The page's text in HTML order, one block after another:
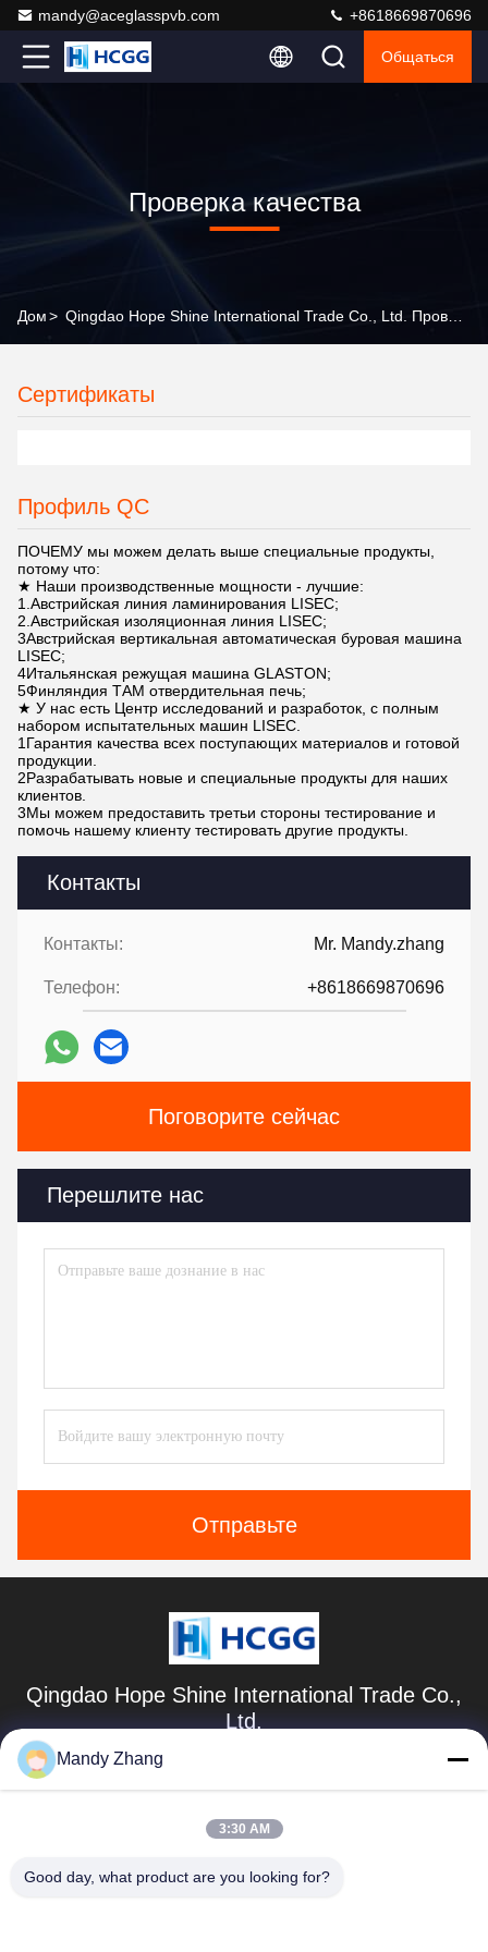
mandy@aceglasspvb.com +8618669870696
Общаться
Проверка качества
Дом>
Контакты
Контакты: Mr. Mandy.zhang
Телефон: +8618669870696
Поговорите сейчас
Перешлите нас
Отправьте
Сертификаты
Профиль QC
ПОЧЕМУ мы можем делать выше специальные продукты,
потому что:
★ Наши производственные мощности - лучшие:
1.Австрийская линия ламинирования LISEC;
2.Австрийская изоляционная линия LISEC;
3Австрийская вертикальная автоматическая буровая машина
LISEC;
4Итальянская режущая машина GLASTON;
5Финляндия ТАМ отвердительная печь;
★ У нас есть Центр исследований и разработок, с полным
набором испытательных машин LISEC.
1Гарантия качества всех поступающих материалов и готовой
продукции.
2Разрабатывать новые и специальные продукты для наших
клиентов.
3Мы можем предоставить третьи стороны тестирование и
помочь нашему клиенту тестировать другие продукты.
Qingdao Hope Shine International Trade Co.,
Ltd.
mandy@aceglasspvb.com
Шаньдун, Китай
Mandy Zhang
3:30 AM
Good day, what product are you looking for?